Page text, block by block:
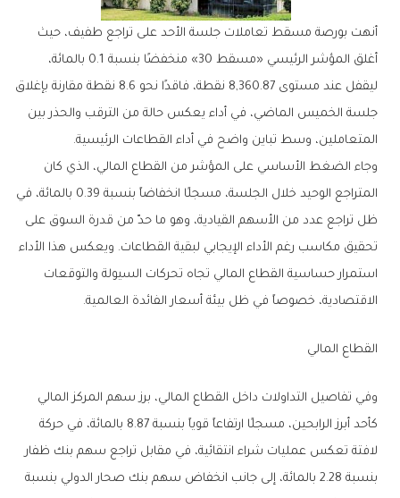
أنهت بورصة مسقط تعاملات جلسة الأحد على تراجع طفيف، حيث
أغلق المؤشر الرئيسي «مسقط 30» منخفضًا بنسبة 0.1 بالمائة،
ليقفل عند مستوى 8,360.87 نقطة، فاقدًا نحو 8.6 نقطة مقارنة بإغلاق
جلسة الخميس الماضي، في أداء يعكس حالة من الترقب والحذر بين
المتعاملين، وسط تباين واضح في أداء القطاعات الرئيسية.
وجاء الضغط الأساسي على المؤشر من القطاع المالي، الذي كان
المتراجع الوحيد خلال الجلسة، مسجلًا انخفاضاً بنسبة 0.39 بالمائة، في
ظل تراجع عدد من الأسهم القيادية، وهو ما حدّ من قدرة السوق على
تحقيق مكاسب رغم الأداء الإيجابي لبقية القطاعات. ويعكس هذا الأداء
استمرار حساسية القطاع المالي تجاه تحركات السيولة والتوقعات
الاقتصادية، خصوصاً في ظل بيئة أسعار الفائدة العالمية.
القطاع المالي
وفي تفاصيل التداولات داخل القطاع المالي، برز سهم المركز المالي
كأحد أبرز الرابحين، مسجلًا ارتفاعاً قوياً بنسبة 8.87 بالمائة، في حركة
لافتة تعكس عمليات شراء انتقائية، في مقابل تراجع سهم بنك ظفار
بنسبة 2.28 بالمائة، إلى جانب انخفاض سهم بنك صحار الدولي بنسبة